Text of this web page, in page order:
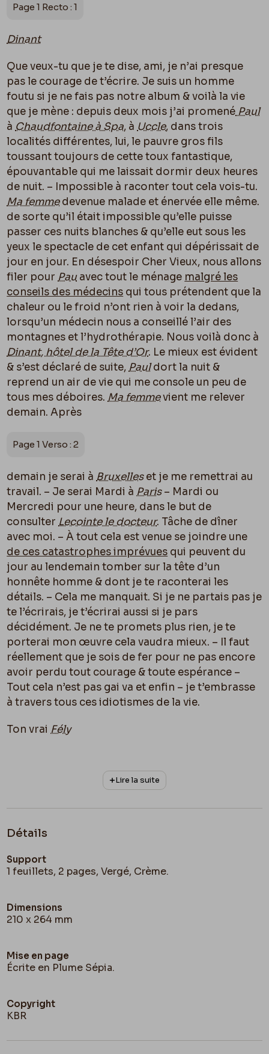
Page 1 Recto : 1
Dinant
Que veux-tu que je te dise, ami, je n’ai presque
pas le courage de t’écrire. Je suis un homme
foutu si je ne fais pas notre album & voilà la vie
que je mène : depuis deux mois j’ai promené Paul
à Chaudfontaine à Spa, à Uccle, dans trois
localités différentes, lui, le pauvre gros fils
toussant toujours de cette toux fantastique,
épouvantable qui me laissait dormir deux heures
de nuit. – Impossible à raconter tout cela vois-tu.
Ma femmedevenue malade et énervée elle même.
de sorte qu’il était impossible qu’elle puisse
passer ces nuits blanches & qu’elle eut sous les
yeux le spectacle de cet enfant qui dépérissait de
jour en jour. En désespoir Cher Vieux, nous allons
filer pour Pauavec tout le ménage malgré les
conseils des médecins qui tous prétendent que la
chaleur ou le froid n’ont rien à voir la dedans,
lorsqu’un médecin nous a conseillé l’air des
montagnes et l’hydrothérapie. Nous voilà donc à
Dinant, hôtel de la Tête d’Or. Le mieux est évident
& s’est déclaré de suite, Pauldort la nuit &
reprend un air de vie qui me console un peu de
tous mes déboires. Ma femmevient me relever
demain. Après
Page 1 Verso : 2
demain je serai à Bruxelleset je me remettrai au
travail. – Je serai Mardi à Paris– Mardi ou
Mercredi pour une heure, dans le but de
consulter Lecointe le docteur. Tâche de dîner
avec moi. – À tout cela est venue se joindre une
de ces catastrophes imprévues qui peuvent du
jour au lendemain tomber sur la tête d’un
honnête homme & dont je te raconterai les
détails. – Cela me manquait. Si je ne partais pas je
te l’écrirais, je t’écrirai aussi si je pars
décidément. Je ne te promets plus rien, je te
porterai mon œuvre cela vaudra mieux. – Il faut
réellement que je sois de fer pour ne pas encore
avoir perdu tout courage & toute espérance –
Tout cela n’est pas gai va et enfin – je t’embrasse
à travers tous ces idiotismes de la vie.
Ton vrai Fély
Lire la suite
Détails
Support
1 feuillets, 2 pages, Vergé, Crème.
Dimensions
210 x 264 mm
Mise en page
Écrite en Plume Sépia.
Copyright
KBR